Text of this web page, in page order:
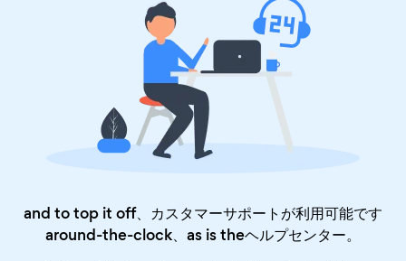
and to top it off、カスタマーサポートが利用可能です
around-the-clock、as is theヘルプセンター。